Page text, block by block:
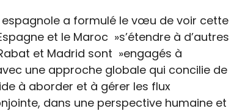
espagnole a formulé le vœu de voir cette
et le Maroc »s’étendre à d’autres
et Madrid sont »engagés à
une approche globale qui concilie de
à aborder et à gérer les flux
dans une perspective humaine et